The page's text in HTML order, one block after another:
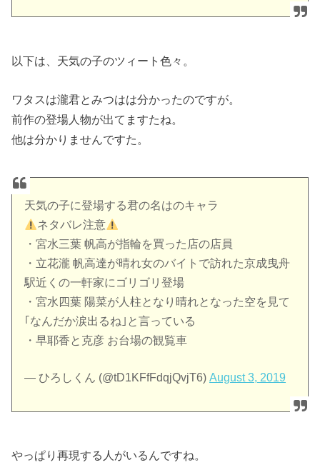
以下は、天気の子のツィート色々。
ワタスは瀧君とみつはは分かったのですが。
前作の登場人物が出てますたね。
他は分かりませんですた。
天気の子に登場する君の名はのキャラ
ネタバレ注意
・宮水三葉 帆高が指輪を買った店の店員
・立花瀧 帆高達が晴れ女のバイトで訪れた京成曳舟
駅近くの一軒家にゴリゴリ登場
・宮水四葉 陽菜が人柱となり晴れとなった空を見て
｢なんだか涙出るね｣と言っている
・早耶香と克彦 お台場の観覧車
— ひろしくん (@tD1KFfFdqjQvjT6)August 3, 2019
やっぱり再現する人がいるんですね。